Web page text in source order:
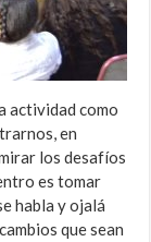
actividad como
en
los desafíos
es tomar
habla y ojalá
que sean